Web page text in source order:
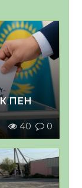
ПЕН
40 0